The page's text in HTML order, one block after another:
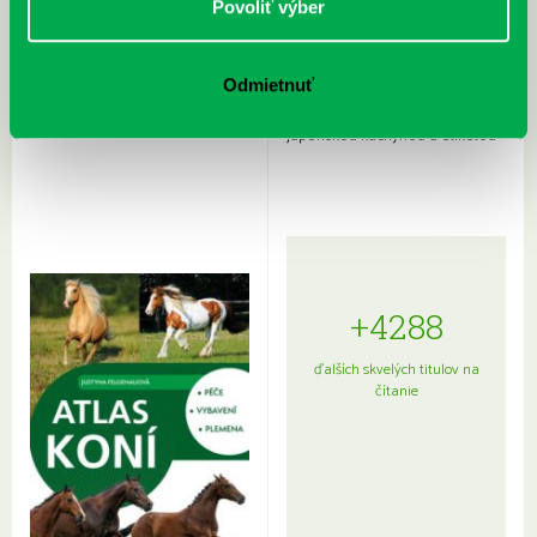
Povoliť výber
Odmietnuť
Rudź, Przemyslaw: Atlas hviezd:
Hardy, Paula: Japonsko na tanieri:
japonskou kuchyňou a etiketou
+4288
ďalších skvelých titulov na
čítanie